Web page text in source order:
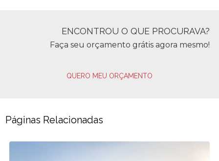
ENCONTROU O QUE PROCURAVA?
Faça seu orçamento grátis agora mesmo!
QUERO MEU ORÇAMENTO
Páginas Relacionadas